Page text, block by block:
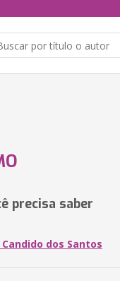
precisa saber
dos Santos